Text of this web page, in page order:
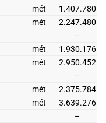
mét
1.407.780
mét
2.247.480
–
mét
1.930.176
mét
2.950.452
–
mét
2.375.784
mét
3.639.276
–